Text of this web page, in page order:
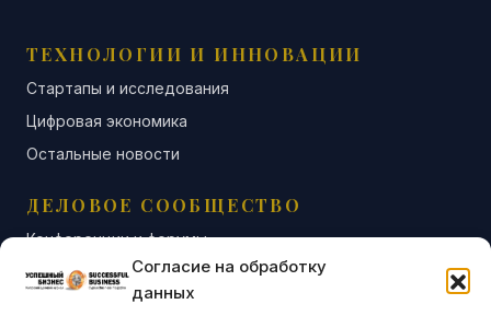
Согласие на обработку
данных
ТЕХНОЛОГИИ И ИННОВАЦИИ
Стартапы и исследования
Цифровая экономика
Остальные новости
ДЕЛОВОЕ СООБЩЕСТВО
Конференции и форумы
Бизнес-клубы и ассоциации
Остальные новости